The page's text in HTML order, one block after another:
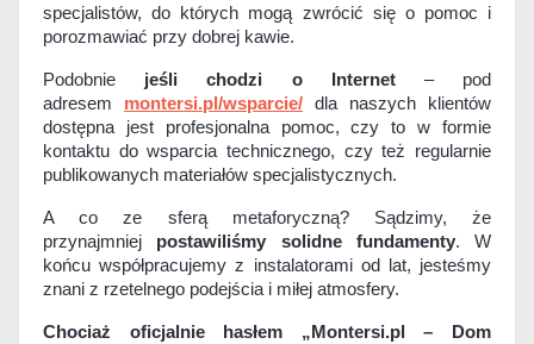
specjalistów, do których mogą zwrócić się o pomoc i
porozmawiać przy dobrej kawie.
Podobnie jeśli chodzi o Internet– pod
adresem montersi.pl/wsparcie/ dla naszych klientów
dostępna jest profesjonalna pomoc, czy to w formie
kontaktu do wsparcia technicznego, czy też regularnie
publikowanych materiałów specjalistycznych.
A co ze sferą metaforyczną? Sądzimy, że
przynajmniej postawiliśmy solidne fundamenty. W
końcu współpracujemy z instalatorami od lat, jesteśmy
znani z rzetelnego podejścia i miłej atmosfery.
Chociaż oficjalnie hasłem „Montersi.pl – Dom